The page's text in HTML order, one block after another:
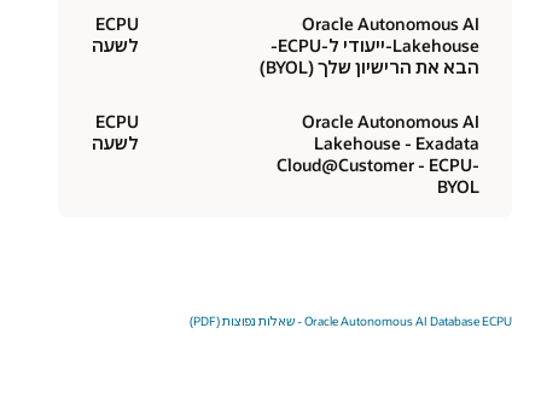
Oracle Autonomous AI
Lakehouse-ייעודי ל-ECPU-
הבא את הרישיון שלך (BYOL)
ECPU
לשעה
Oracle Autonomous AI
Lakehouse - Exadata
Cloud@Customer - ECPU-
BYOL
ECPU
לשעה
Oracle Autonomous AI Database ECPU - שאלות נפוצות (PDF)